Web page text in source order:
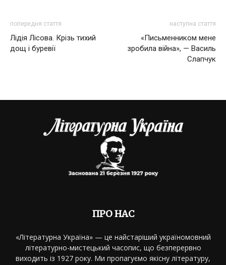
попередня стаття
Лідія Лісова. Крізь тихий
дощ і буревії
наступна стаття
«Письменником мене
зробила війна», — Василь
Слапчук
ПРО НАС
«Літературна Україна» — це найстаріший україномовний
літературно-мистецький часопис, що безперервно
виходить із 1927 року. Ми пропагуємо якісну літературу,